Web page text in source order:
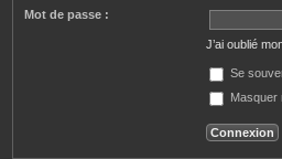
Mot de passe :
J’ai oublié
Se
Masquer